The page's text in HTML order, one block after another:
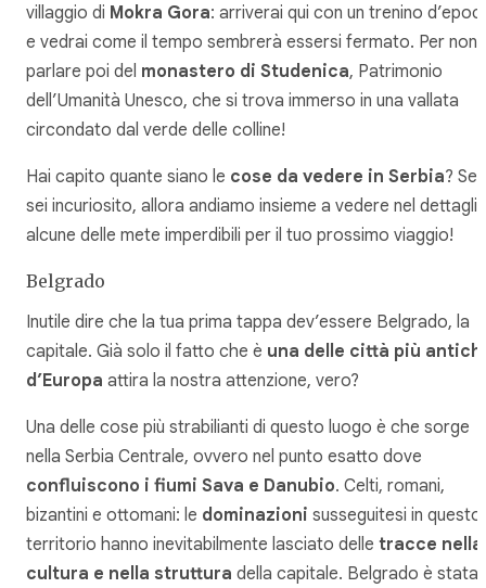
villaggio di Mokra Gora: arriverai qui con un trenino
e vedrai come il tempo sembrerà essersi fermato. Per non
parlare poi del monastero di Studenica, Patrimonio
dell’Umanità Unesco, che si trova immerso in una vallata
circondato dal verde delle colline!
Hai capito quante siano le cose da vedere in Serbia? Se
sei incuriosito, allora andiamo insieme a vedere nel
alcune delle mete imperdibili per il tuo prossimo viaggio!
Belgrado
Inutile dire che la tua prima tappa dev’essere Belgrado, la
capitale. Già solo il fatto che è una delle città più
d’Europa attira la nostra attenzione, vero?
Una delle cose più strabilianti di questo luogo è che sorge
nella Serbia Centrale, ovvero nel punto esatto dove
confluiscono i fiumi Sava e Danubio. Celti, romani,
bizantini e ottomani: le dominazioni susseguitesi in questo
territorio hanno inevitabilmente lasciato delle tracce nella
cultura e nella struttura della capitale. Belgrado è stata